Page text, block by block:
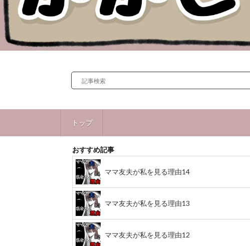
トップ
おすすめ記事
ママ友夫が私を見る理由14
ママ友夫が私を見る理由13
ママ友夫が私を見る理由12